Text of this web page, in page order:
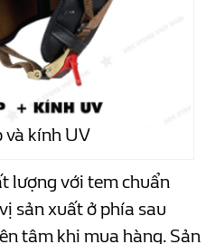
và kính UV
lượng với tem chuẩn
sản xuất ở phía sau
tâm khi mua hàng. Sản